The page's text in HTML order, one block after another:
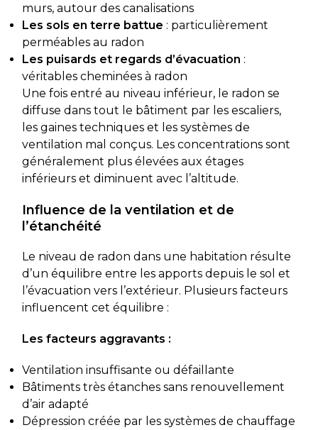
murs, autour des canalisations
Les sols en terre battue : particulièrement
perméables au radon
Les puisards et regards d’évacuation :
véritables cheminées à radon
Une fois entré au niveau inférieur, le radon se
diffuse dans tout le bâtiment par les escaliers,
les gaines techniques et les systèmes de
ventilation mal conçus. Les concentrations sont
généralement plus élevées aux étages
inférieurs et diminuent avec l’altitude.
Influence de la ventilation et de
l’étanchéité
Le niveau de radon dans une habitation résulte
d’un équilibre entre les apports depuis le sol et
l’évacuation vers l’extérieur. Plusieurs facteurs
influencent cet équilibre :
Les facteurs aggravants :
Ventilation insuffisante ou défaillante
Bâtiments très étanches sans renouvellement
d’air adapté
Dépression créée par les systèmes de chauffage